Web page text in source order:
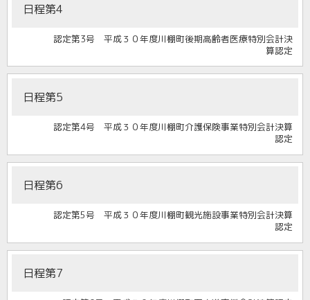
日程第4
認定第3号 平成３０年度川棚町後期高齢者医療特別会計決
算認定
日程第5
認定第4号 平成３０年度川棚町介護保険事業特別会計決算
認定
日程第6
認定第5号 平成３０年度川棚町観光施設事業特別会計決算
認定
日程第7